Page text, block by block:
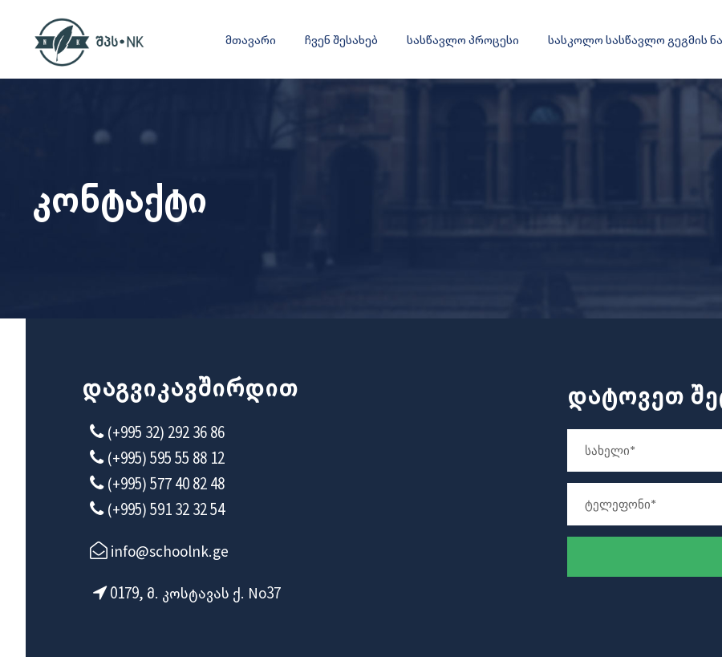
მთავარი ჩვენ შესახებ სასწავლო პროცესი სასკოლო სასწავლო გეგმის
კონტაქტი
ᲓᲐᲒᲕᲘᲙᲐᲕᲨᲘᲠᲓᲘᲗ
(+995 32) 292 36 86
(+995) 595 55 88 12
(+995) 577 40 82 48
(+995) 591 32 32 54
info@schoolnk.ge
0179, მ. კოსტავას ქ. No37
ᲓᲐᲢᲝᲕᲔᲗ